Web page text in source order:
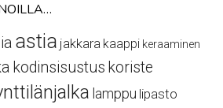
astia jakkara kaappi keraaminen
kodinsisustus koriste
lamppu lipasto